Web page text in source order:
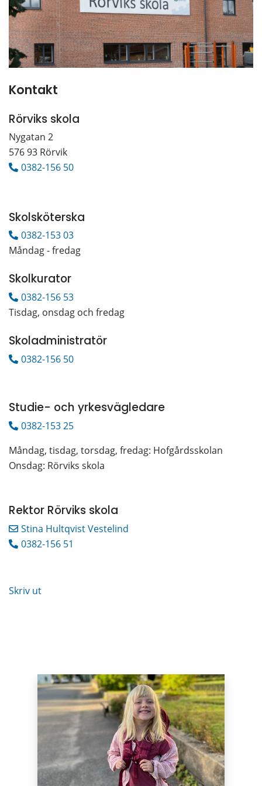
Kontakt
Rörviks skola
Nygatan 2
576 93 Rörvik
0382-156 50
Skolsköterska
0382-153 03
Måndag - fredag
Skolkurator
0382-156 53
Tisdag, onsdag och fredag
Skoladministratör
0382-156 50
Studie- och yrkesvägledare
0382-153 25
Måndag, tisdag, torsdag, fredag: Hofgårdsskolan
Onsdag: Rörviks skola
Rektor Rörviks skola
Stina Hultqvist Vestelind
0382-156 51
Skriv ut
Puffar